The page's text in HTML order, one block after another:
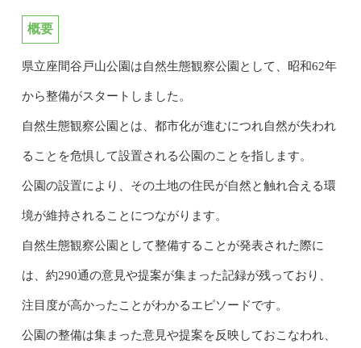
概要
県立座間谷戸山公園は自然生態観察公園として、昭和62年
から整備がスタートしました。
自然生態観察公園とは、都市化が進むにつれ自然が失われ
ることを危惧して設置される公園のことを指します。
公園の設置により、その土地の住民が自然と触れ合える環
境が維持されることにつながります。
自然生態観察公園として整備することが発表された際に
は、約290通の意見や提案が集まった記録が残っており、
注目度が高かったことがわかるエピソードです。
公園の整備は集まった意見や提案を反映しておこなわれ、